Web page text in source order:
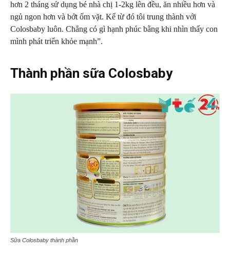
hơn 2 tháng sử dụng bé nhà chị 1-2kg lên đều, ăn nhiều hơn và
ngủ ngon hơn và bớt ốm vặt. Kể từ đó tôi trung thành với
Colosbaby luôn. Chẳng có gì hạnh phúc bằng khi nhìn thấy con
mình phát triển khỏe mạnh”.
Thành phần sữa Colosbaby
Sữa Colosbaby thành phần